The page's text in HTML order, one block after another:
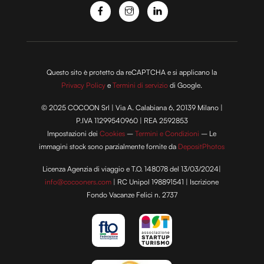
con altre informazioni che hai fornito loro o che hanno
raccolto dal tuo utilizzo dei loro servizi.
Questo sito è protetto da reCAPTCHA e si applicano la
Privacy Policy eTermini di servizio di Google.
© 2025 COCOON Srl | Via A. Calabiana 6, 20139 Milano |
P.IVA 11299540960 | REA 2592853
Impostazioni deiCookies –Termini e Condizioni – Le
immagini stock sono parzialmente fornite da DepositPhotos
Licenza Agenzia di viaggio e T.O. 148078 del 13/03/2024|
info@cocooners.com | RC Unipol 198891541 | Iscrizione
Fondo Vacanze Felici n. 2737